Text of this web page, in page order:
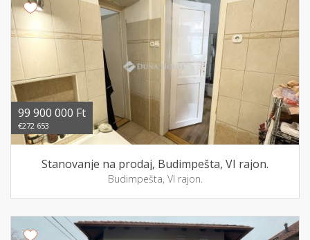
99 900 000 Ft
€272 653
Stanovanje na prodaj, Budimpešta, VI rajon.
Budimpešta, VI rajon.